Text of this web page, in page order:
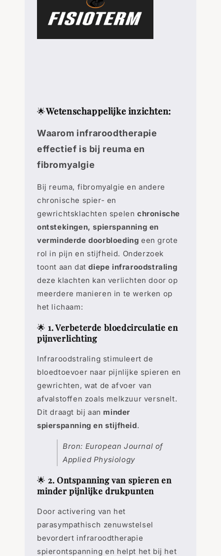
🌟Wetenschappelijke inzichten:
Waarom infraroodtherapie
effectief is bij reuma en
fibromyalgie
Bij reuma, fibromyalgie en andere
chronische spier- en
gewrichtsklachten spelenchronische
ontstekingen, spierspanning en
verminderde doorbloeding een grote
rol in pijn en stijfheid. Onderzoek
toont aan datdiepe infraroodstraling
deze klachten kan verlichten door op
meerdere manieren in te werken op
het lichaam:
🌟1. Verbeterde bloedcirculatie en
pijnverlichting
Infraroodstraling stimuleert de
bloedtoevoer naar pijnlijke spieren en
gewrichten, wat de afvoer van
afvalstoffen zoals melkzuur versnelt.
Dit draagt bij aan minder
spierspanning en stijfheid.
Bron: European Journal of
Applied Physiology
🌟2. Ontspanning van spieren en
minder pijnlijke drukpunten
Door activering van het
parasympathisch zenuwstelsel
bevordert infraroodtherapie
spierontspanning en helpt het bij het